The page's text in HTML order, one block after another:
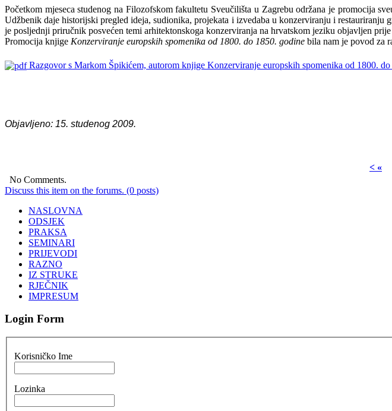
Početkom mjeseca studenog na Filozofskom fakultetu Sveučilišta u Zagrebu održana je promocija
Udžbenik daje historijski pregled ideja, sudionika, projekata i izvedaba u konzerviranju i
je posljednji priručnik posvećen temi arhitektonskoga konzerviranja na hrvatskom jeziku objavljen
Promocija knjige Konzerviranje europskih spomenika od 1800. do 1850. godine bila nam je povod za
Razgovor s Markom Špikićem, autorom knjige Konzerviranje europskih spomenika od 1800.
Objavljeno: 15. studenog 2009.
< «
No Comments.
Discuss this item on the forums. (0 posts)
NASLOVNA
ODSJEK
PRAKSA
SEMINARI
PRIJEVODI
RAZNO
IZ STRUKE
RJEČNIK
IMPRESUM
Login Form
Korisničko Ime
Lozinka